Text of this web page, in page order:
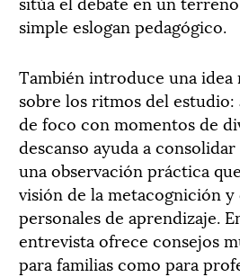
simple eslogan pedagógico.
También introduce una
sobre los ritmos del
de foco con momentos de
descanso ayuda a
una observación práctica
visión de la metacognición y
personales de aprendizaje.
entrevista ofrece consejos
para familias como para